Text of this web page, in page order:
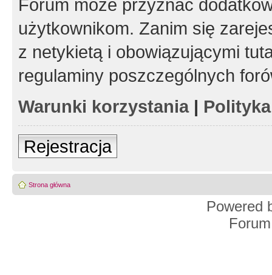
Forum może przyznać
użytkownikom. Zanim się
z netykietą i obowiązującymi
regulaminy poszczególnych
Warunki korzystania|
Rejestracja
Strona główna
Powered